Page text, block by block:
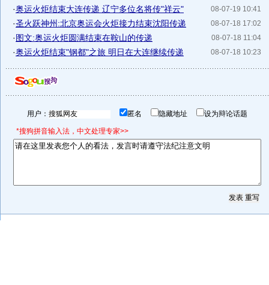
08-07-19 10:41
·奥运火炬结束大连传递 辽宁多位名将传"祥云"
08-07-18 17:02
·圣火跃神州:北京奥运会火炬接力结束沈阳传递
08-07-18 11:04
·图文:奥运火炬圆满结束在鞍山的传递
08-07-18 10:23
·奥运火炬结束"钢都"之旅 明日在大连继续传递
用户： 匿名 隐藏地址 设为辩论话题
*搜狗拼音输入法，中文处理专家>>